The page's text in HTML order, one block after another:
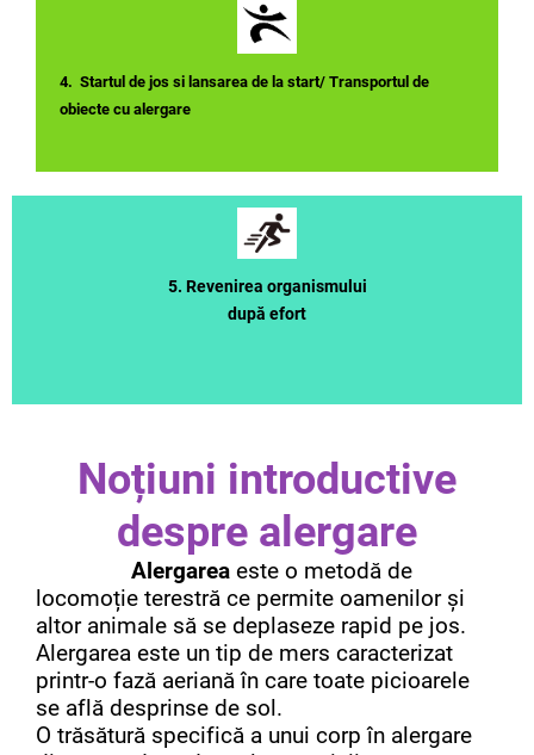
4. Startul de jos si lansarea de la start/ Transportul de
obiecte cu alergare
5. Revenirea organismului
după efort
Noțiuni introductive
despre alergare
Alergarea este o metodă de
locomoție terestră ce permite oamenilor și
altor animale să se deplaseze rapid pe jos.
Alergarea este un tip de mers caracterizat
printr-o fază aeriană în care toate picioarele
se află desprinse de sol.
O trăsătură specifică a unui corp în alergare